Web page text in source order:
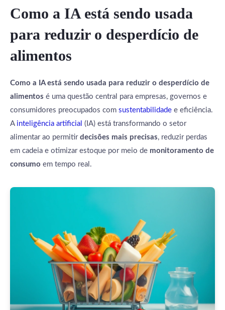
Como a IA está sendo usada
para reduzir o desperdício de
alimentos
Como a IA está sendo usada para reduzir o desperdício de
alimentos é uma questão central para empresas, governos e
consumidores preocupados com sustentabilidade e eficiência.
A inteligência artificial (IA) está transformando o setor
alimentar ao permitir decisões mais precisas, reduzir perdas
em cadeia e otimizar estoque por meio de monitoramento de
consumo em tempo real.